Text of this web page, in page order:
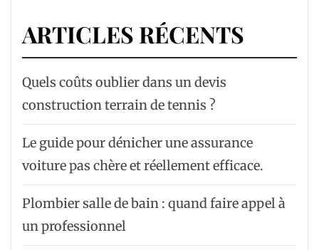
ARTICLES RÉCENTS
Quels coûts oublier dans un devis
construction terrain de tennis ?
Le guide pour dénicher une assurance
voiture pas chère et réellement efficace.
Plombier salle de bain : quand faire appel à
un professionnel